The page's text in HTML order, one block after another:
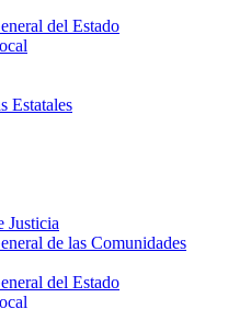
del Estado
Estatales
Justicia
de las Comunidades
del Estado